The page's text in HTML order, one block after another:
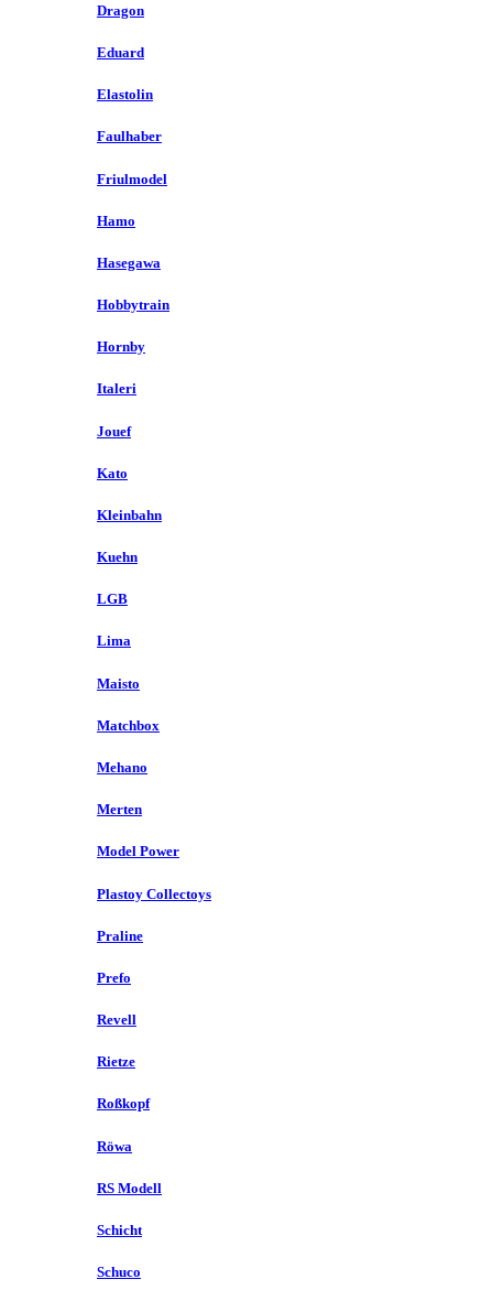
Dragon
Eduard
Elastolin
Faulhaber
Friulmodel
Hamo
Hasegawa
Hobbytrain
Hornby
Italeri
Jouef
Kato
Kleinbahn
Kuehn
LGB
Lima
Maisto
Matchbox
Mehano
Merten
Model Power
Plastoy Collectoys
Praline
Prefo
Revell
Rietze
Roßkopf
Röwa
RS Modell
Schicht
Schuco